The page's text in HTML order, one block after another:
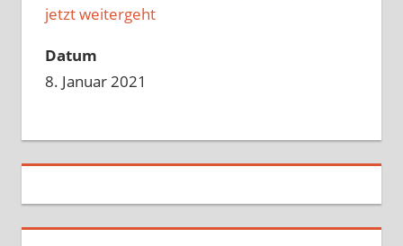
jetzt weitergeht
Datum
8. Januar 2021